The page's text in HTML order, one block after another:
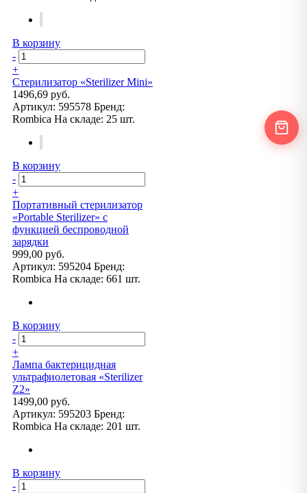
В корзину
-
+
Стерилизатор «Sterilizer Mini»
1496,69 руб.
Артикул: 595578 Бренд:
Rombica На складе: 25 шт.
В корзину
-
+
Портативный стерилизатор
«Portable Sterilizer» с
функцией беспроводной
зарядки
999,00 руб.
Артикул: 595204 Бренд:
Rombica На складе: 661 шт.
В корзину
-
+
Лампа бактерицидная
ультрафиолетовая «Sterilizer
Z2»
1499,00 руб.
Артикул: 595203 Бренд:
Rombica На складе: 201 шт.
В корзину
-